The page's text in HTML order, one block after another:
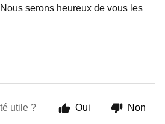
serons heureux de vous les
utile ? Oui Non